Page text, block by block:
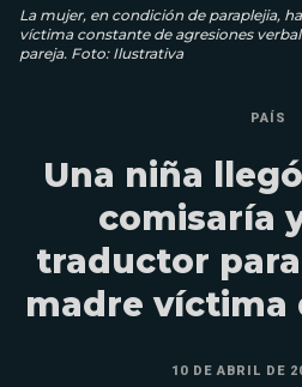
La mujer, en condición de paraplejia,
víctima constante de agresiones
pareja. Foto: Ilustrativa
PAÍS
Una niña
comisaría
traductor
madre víctima
10 DE ABRIL DE